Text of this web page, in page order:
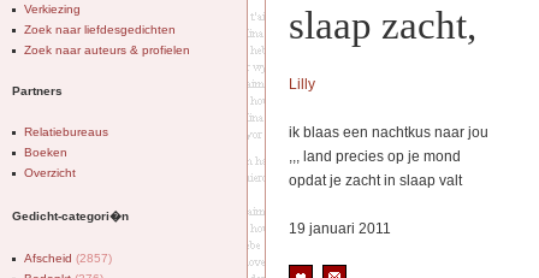
slaap zacht,
Lilly
ik blaas een nachtkus naar jou
,,, land precies op je mond
opdat je zacht in slaap valt
19 januari 2011
Verkiezing
Zoek naar liefdesgedichten
Zoek naar auteurs & profielen
Partners
Relatiebureaus
Boeken
Overzicht
Gedicht-categori�n
Afscheid (2857)